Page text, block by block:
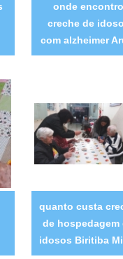
onde
creche de
com alzheimer
quanto custa
de hospedagem
idosos Biritiba